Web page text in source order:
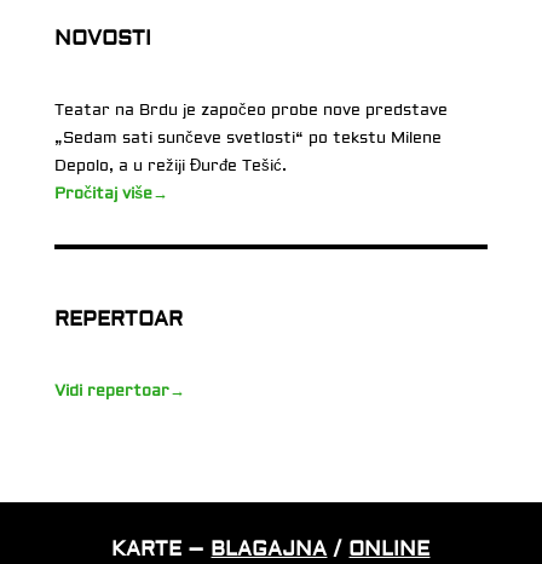
NOVOSTI
Teatar na Brdu je započeo probe nove predstave
„Sedam sati sunčeve svetlosti“ po tekstu Milene
Depolo, a u režiji Đurđe Tešić.
Pročitaj više→
REPERTOAR
Vidi repertoar→
KARTE – BLAGAJNA / ONLINE